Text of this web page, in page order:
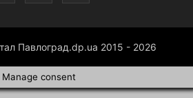
Павлоград.dp.ua 2015 - 2026
Manage consent